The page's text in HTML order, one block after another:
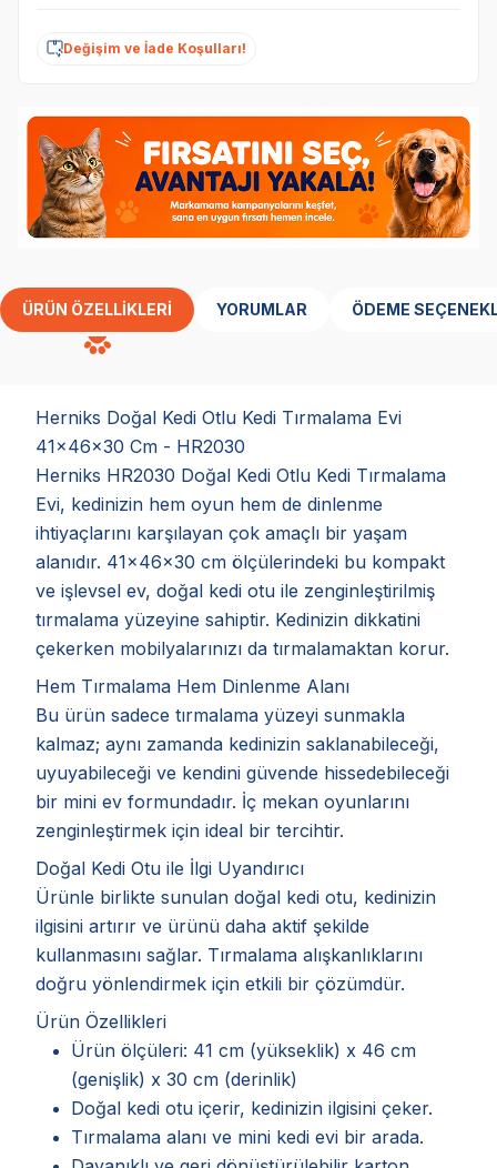
Değişim ve İade Koşulları!
ÜRÜN ÖZELLIKLERI YORUMLAR ÖDEME
Herniks Doğal Kedi Otlu Kedi Tırmalama Evi
41x46x30 Cm - HR2030
Herniks HR2030 Doğal Kedi Otlu Kedi Tırmalama
Evi, kedinizin hem oyun hem de dinlenme
ihtiyaçlarını karşılayan çok amaçlı bir yaşam
alanıdır. 41x46x30 cm ölçülerindeki bu kompakt
ve işlevsel ev, doğal kedi otu ile zenginleştirilmiş
tırmalama yüzeyine sahiptir. Kedinizin dikkatini
çekerken mobilyalarınızı da tırmalamaktan korur.
Hem Tırmalama Hem Dinlenme Alanı
Bu ürün sadece tırmalama yüzeyi sunmakla
kalmaz; aynı zamanda kedinizin saklanabileceği,
uyuyabileceği ve kendini güvende hissedebileceği
bir mini ev formundadır. İç mekan oyunlarını
zenginleştirmek için ideal bir tercihtir.
Doğal Kedi Otu ile İlgi Uyandırıcı
Ürünle birlikte sunulan doğal kedi otu, kedinizin
ilgisini artırır ve ürünü daha aktif şekilde
kullanmasını sağlar. Tırmalama alışkanlıklarını
doğru yönlendirmek için etkili bir çözümdür.
Ürün Özellikleri
Ürün ölçüleri: 41 cm (yükseklik) x 46 cm
(genişlik) x 30 cm (derinlik)
Doğal kedi otu içerir, kedinizin ilgisini çeker.
Tırmalama alanı ve mini kedi evi bir arada.